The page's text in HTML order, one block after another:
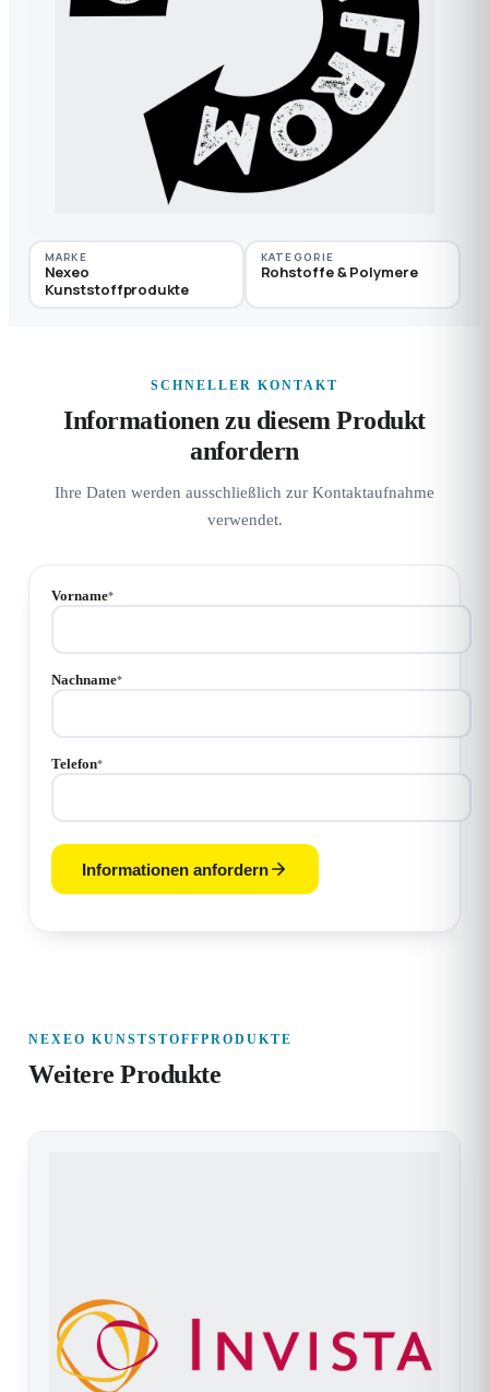
MARKE
Nexeo
Kunststoffprodukte
KATEGORIE
Rohstoffe & Polymere
SCHNELLER KONTAKT
Informationen zu diesem Produkt
anfordern
Ihre Daten werden ausschließlich zur Kontaktaufnahme
verwendet.
Vorname*
Nachname*
Telefon*
Informationen anfordern
NEXEO KUNSTSTOFFPRODUKTE
Weitere Produkte